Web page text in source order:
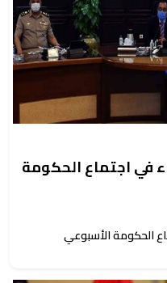
في اجتماع الحكومة